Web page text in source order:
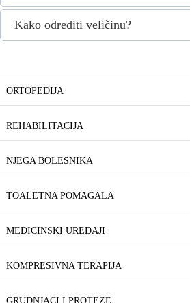
ORTOPEDIJA
REHABILITACIJA
NJEGA BOLESNIKA
TOALETNA POMAGALA
MEDICINSKI UREĐAJI
KOMPRESIVNA TERAPIJA
GRUDNJACI I PROTEZE
Kako odrediti veličinu?